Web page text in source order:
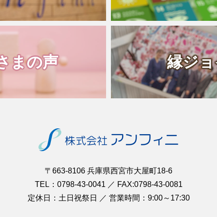
まの声 縁ジ
〒663-8106 兵庫県西宮市大屋町18-6
TEL：0798-43-0041 ／ FAX:0798-43-0081
定休日：土日祝祭日 ／ 営業時間：9:00～17:30